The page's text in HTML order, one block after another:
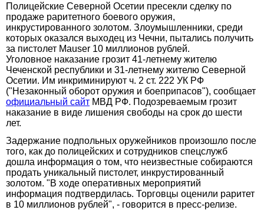
Полицейские Северной Осетии пресекли сделку по
продаже раритетного боевого оружия,
инкрустированного золотом. Злоумышленники, среди
которых оказался выходец из Чечни, пытались получить
за пистолет Mauser 10 миллионов рублей.
Уголовное наказание грозит 41-летнему жителю
Чеченской республики и 31-летнему жителю Северной
Осетии. Им инкриминируют ч. 2 ст. 222 УК РФ
("Незаконный оборот оружия и боеприпасов"), сообщает
официальный сайт МВД РФ. Подозреваемым грозит
наказание в виде лишения свободы на срок до шести
лет.
Задержание подпольных оружейников произошло после
того, как до полицейских и сотрудников спецслужб
дошла информация о том, что неизвестные собираются
продать уникальный пистолет, инкрустированный
золотом. "В ходе оперативных мероприятий
информация подтвердилась. Торговцы оценили раритет
в 10 миллионов рублей", - говорится в пресс-релизе.